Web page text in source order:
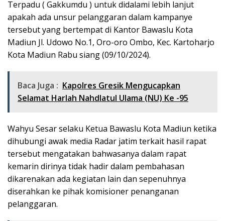
Terpadu ( Gakkumdu ) untuk didalami lebih lanjut
apakah ada unsur pelanggaran dalam kampanye
tersebut yang bertempat di Kantor Bawaslu Kota
Madiun Jl. Udowo No.1, Oro-oro Ombo, Kec. Kartoharjo
Kota Madiun Rabu siang (09/10/2024).
Baca Juga : Kapolres Gresik Mengucapkan
Selamat Harlah Nahdlatul Ulama (NU) Ke -95
Wahyu Sesar selaku Ketua Bawaslu Kota Madiun ketika
dihubungi awak media Radar jatim terkait hasil rapat
tersebut mengatakan bahwasanya dalam rapat
kemarin dirinya tidak hadir dalam pembahasan
dikarenakan ada kegiatan lain dan sepenuhnya
diserahkan ke pihak komisioner penanganan
pelanggaran.